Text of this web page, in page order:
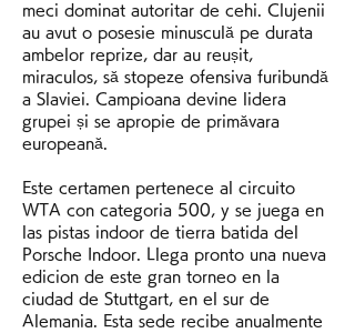
meci dominat autoritar de cehi. Clujenii
au avut o posesie minusculă pe durata
ambelor reprize, dar au reușit,
miraculos, să stopeze ofensiva furibundă
a Slaviei. Campioana devine lidera
grupei și se apropie de primăvara
europeană.
Este certamen pertenece al circuito
WTA con categoria 500, y se juega en
las pistas indoor de tierra batida del
Porsche Indoor. Llega pronto una nueva
edicion de este gran torneo en la
ciudad de Stuttgart, en el sur de
Alemania. Esta sede recibe anualmente